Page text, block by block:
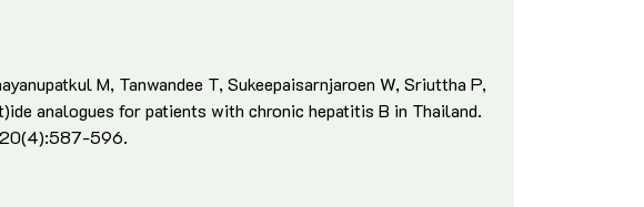
M, Tanwandee T, Sukeepaisarnjaroen W, Sriuttha P,
analogues for patients with chronic hepatitis B in Thailand.
596.